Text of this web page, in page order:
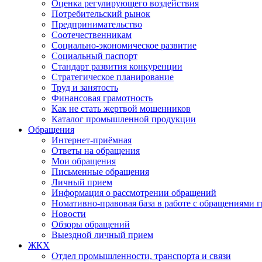
Оценка регулирующего воздействия
Потребительский рынок
Предпринимательство
Соотечественникам
Социально-экономическое развитие
Социальный паспорт
Стандарт развития конкуренции
Стратегическое планирование
Труд и занятость
Финансовая грамотность
Как не стать жертвой мошенников
Каталог промышленной продукции
Обращения
Интернет-приёмная
Ответы на обращения
Мои обращения
Письменные обращения
Личный прием
Информация о рассмотрении обращений
Номативно-правовая база в работе с обращениями
Новости
Обзоры обращений
Выездной личный прием
ЖКХ
Отдел промышленности, транспорта и связи